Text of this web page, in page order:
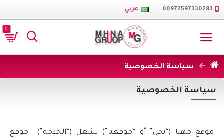
00972597330283 عربي
0
سياسة الخصوصية
سياسة الخصوصية
موقع مهنا (“نحن” أو “موقعنا”) يشغل (“الخدمة”) موقع